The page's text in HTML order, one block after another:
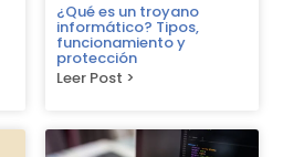
¿Qué es un troyano
informático? Tipos,
funcionamiento y
protección
Leer Post >